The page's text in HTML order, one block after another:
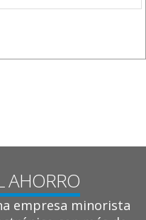
AHORRO
empresa minorista